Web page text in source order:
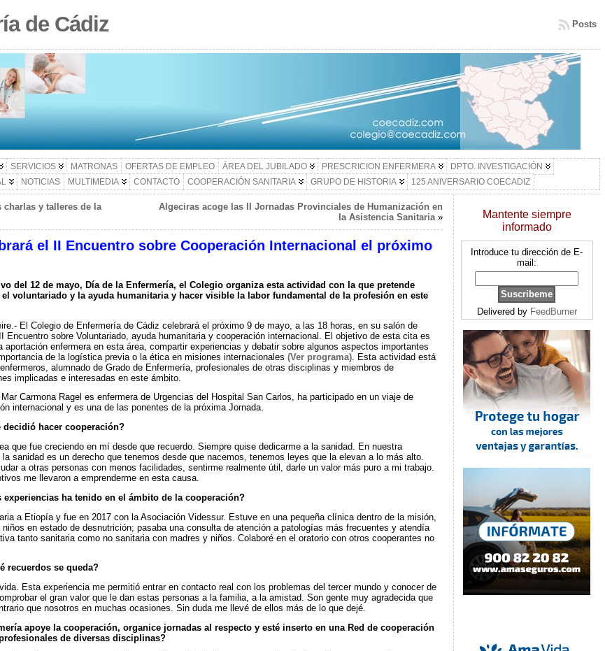
de Cádiz Posts
SERVICIOS MATRONAS OFERTAS DE EMPLEO ÁREA DEL JUBILADO PRESCRICION ENFERMERA
DPTO. INVESTIGACIÓN
NOTICIAS MULTIMEDIA CONTACTO COOPERACIÓN SANITARIA GRUPO DE HISTORIA 125 ANIVERSARIO COECADIZ
y talleres de la
Algeciras acoge las II Jornadas Provinciales de Humanización en
la Asistencia Sanitaria»
el II Encuentro sobre Cooperación Internacional el próximo
del 12 de mayo, Día de la Enfermería, el Colegio organiza esta actividad con la que pretende
voluntariado y la ayuda humanitaria y hacer visible la labor fundamental de la profesión en este
El Colegio de Enfermería de Cádiz celebrará el próximo 9 de mayo, a las 18 horas, en su salón de
Encuentro sobre Voluntariado, ayuda humanitaria y cooperación internacional. El objetivo de esta cita es
aportación enfermera en esta área, compartir experiencias y debatir sobre algunos aspectos importantes
de la logística previa o la ética en misiones internacionales (Ver programa). Esta actividad está
alumnado de Grado de Enfermería, profesionales de otras disciplinas y miembros de
implicadas e interesadas en este ámbito.
Carmona Ragel es enfermera de Urgencias del Hospital San Carlos, ha participado en un viaje de
internacional y es una de las ponentes de la próxima Jornada.
decidió hacer cooperación?
que fue creciendo en mí desde que recuerdo. Siempre quise dedicarme a la sanidad. En nuestra
sanidad es un derecho que tenemos desde que nacemos, tenemos leyes que la elevan a lo más alto.
a otras personas con menos facilidades, sentirme realmente útil, darle un valor más puro a mi trabajo.
me llevaron a emprenderme en esta causa.
experiencias ha tenido en el ámbito de la cooperación?
a Etiopía y fue en 2017 con la Asociación Videssur. Estuve en una pequeña clínica dentro de la misión,
en estado de desnutrición; pasaba una consulta de atención a patologías más frecuentes y atendía
tanto sanitaria como no sanitaria con madres y niños. Colaboré en el oratorio con otros cooperantes no
recuerdos se queda?
Esta experiencia me permitió entrar en contacto real con los problemas del tercer mundo y conocer de
el gran valor que le dan estas personas a la familia, a la amistad. Son gente muy agradecida que
que nosotros en muchas ocasiones. Sin duda me llevé de ellos más de lo que dejé.
apoye la cooperación, organice jornadas al respecto y esté inserto en una Red de cooperación
de diversas disciplinas?
Mantente siempre
informado
Introduce tu dirección de E-
mail:
Delivered by FeedBurner